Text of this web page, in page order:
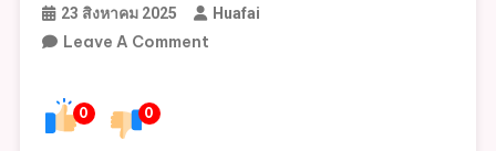
23 สิงหาคม 2025 Huafai
Leave A CommentOn
0 0